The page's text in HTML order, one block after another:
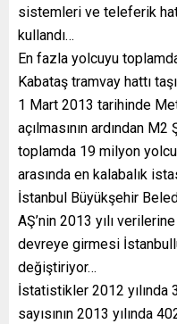
sistemleri ve teleferik
kullandı…
En fazla yolcuyu
Kabataş tramvay hattı
1 Mart 2013 tarihinde
açılmasının ardından
toplamda 19 milyon
arasında en kalabalık
İstanbul Büyükşehir
AŞ’nin 2013 yılı
devreye girmesi
değiştiriyor…
İstatistikler 2012
sayısının 2013 yılında